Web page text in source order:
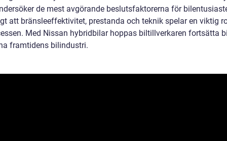
de mest avgörande beslutsfaktorerna för
att bränsleeffektivitet, prestanda och teknik spelar en viktig
Med Nissan hybridbilar hoppas biltillverkaren fortsätta
framtidens bilindustri.